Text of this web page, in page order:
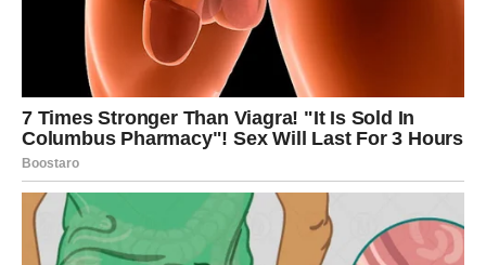
Subota:
Subota donosi strast, ali i ego test. Možeš osetiti potrebu
da bude po tvom, da se dokažeš ili da dobiješ potvrdu.
Ako si u vezi, izbegni raspravu zbog ponosa – ono što ti
treba je nežnost, ne pobeda.